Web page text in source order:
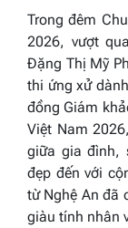
Trong đêm
2026, vượt
Đặng Thị Mỹ
thi ứng xử
đồng Giám
Việt Nam
giữa gia đình,
đẹp đến với
từ Nghệ An đã
giàu tính nhân